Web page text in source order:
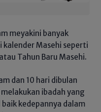
meyakini banyak
Masehi seperti
Tahun Baru Masehi.
dan 10 hari dibulan
ibadah yang
kedepannya dalam